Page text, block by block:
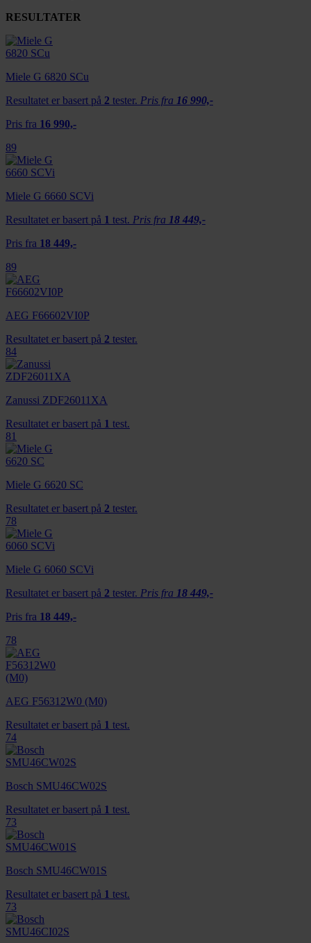
RESULTATER
Miele G 6820 SCu
Resultatet er basert på 2 tester. Pris fra 16 990,-
Pris fra 16 990,-
89
Miele G 6660 SCVi
Resultatet er basert på 1 test. Pris fra 18 449,-
Pris fra 18 449,-
89
AEG F66602VI0P
Resultatet er basert på 2 tester.
84
Zanussi ZDF26011XA
Resultatet er basert på 1 test.
81
Miele G 6620 SC
Resultatet er basert på 2 tester.
78
Miele G 6060 SCVi
Resultatet er basert på 2 tester. Pris fra 18 449,-
Pris fra 18 449,-
78
AEG F56312W0 (M0)
Resultatet er basert på 1 test.
74
Bosch SMU46CW02S
Resultatet er basert på 1 test.
73
Bosch SMU46CW01S
Resultatet er basert på 1 test.
73